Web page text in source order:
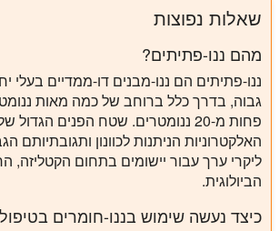
שאלות נפוצות
מהם ננו-פתיתים?
ננו-פתיתים הם ננו-מבנים דו-ממדיים בעלי
גבוה, בדרך כלל ברוחב של כמה מאות
פחות מ-20 ננומטרים. שטח הפנים
האלקטרוניות הניתנות לכוונון ותגובתיותם
ליקרי ערך עבור יישומים בתחום הקטליזה,
הביולוגית.
כיצד נעשה שימוש בננו-חומרים